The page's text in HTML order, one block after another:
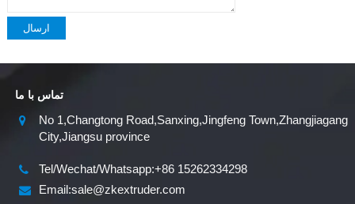
ارسال
تماس با ما
No 1,Changtong Road,Sanxing,Jingfeng Town,Zhangjiagang
City,Jiangsu province
Tel/Wechat/Whatsapp:+86 15262334298
Email:sale@zkextruder.com